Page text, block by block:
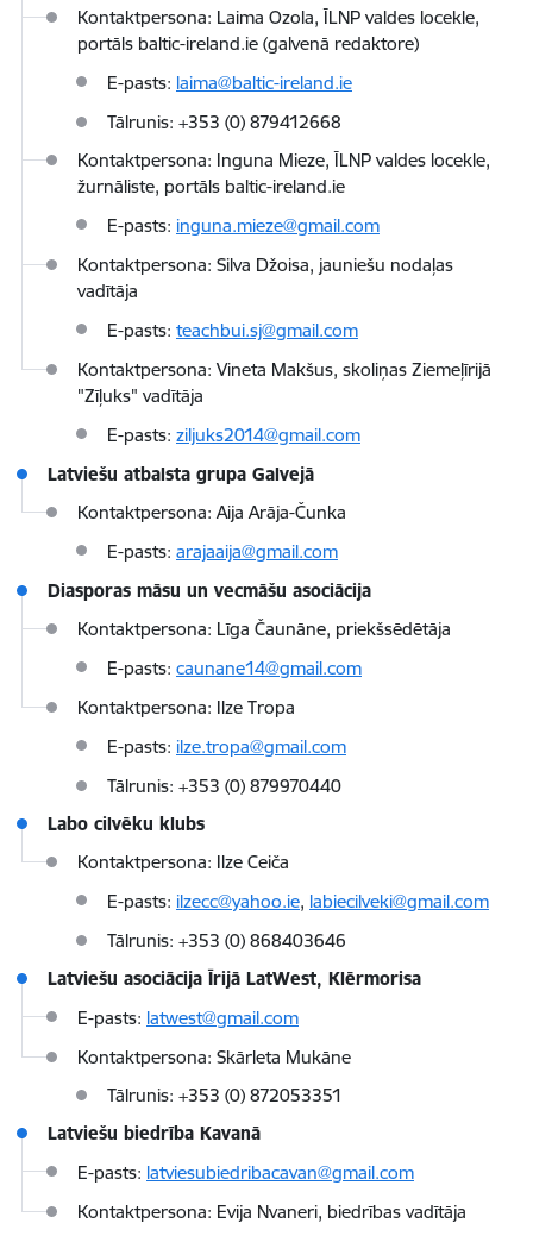
Kontaktpersona: Laima Ozola, ĪLNP valdes locekle,
portāls baltic-ireland.ie (galvenā redaktore)
E-pasts: laima@baltic-ireland.ie
Tālrunis: +353 (0) 879412668
Kontaktpersona: Inguna Mieze, ĪLNP valdes locekle,
žurnāliste, portāls baltic-ireland.ie
E-pasts: inguna.mieze@gmail.com
Kontaktpersona: Silva Džoisa, jauniešu nodaļas
vadītāja
E-pasts: teachbui.sj@gmail.com
Kontaktpersona: Vineta Makšus, skoliņas Ziemeļīrijā
"Zīļuks" vadītāja
E-pasts: ziljuks2014@gmail.com
Latviešu atbalsta grupa Galvejā
Kontaktpersona: Aija Arāja-Čunka
E-pasts: arajaaija@gmail.com
Diasporas māsu un vecmāšu asociācija
Kontaktpersona: Līga Čaunāne, priekšsēdētāja
E-pasts: caunane14@gmail.com
Kontaktpersona: Ilze Tropa
E-pasts: ilze.tropa@gmail.com
Tālrunis: +353 (0) 879970440
Labo cilvēku klubs
Kontaktpersona: Ilze Ceiča
E-pasts: ilzecc@yahoo.ie, labiecilveki@gmail.com
Tālrunis: +353 (0) 868403646
Latviešu asociācija Īrijā LatWest, Klērmorisa
E-pasts: latwest@gmail.com
Kontaktpersona: Skārleta Mukāne
Tālrunis: +353 (0) 872053351
Latviešu biedrība Kavanā
E-pasts: latviesubiedribacavan@gmail.com
Kontaktpersona: Evija Nvaneri, biedrības vadītāja